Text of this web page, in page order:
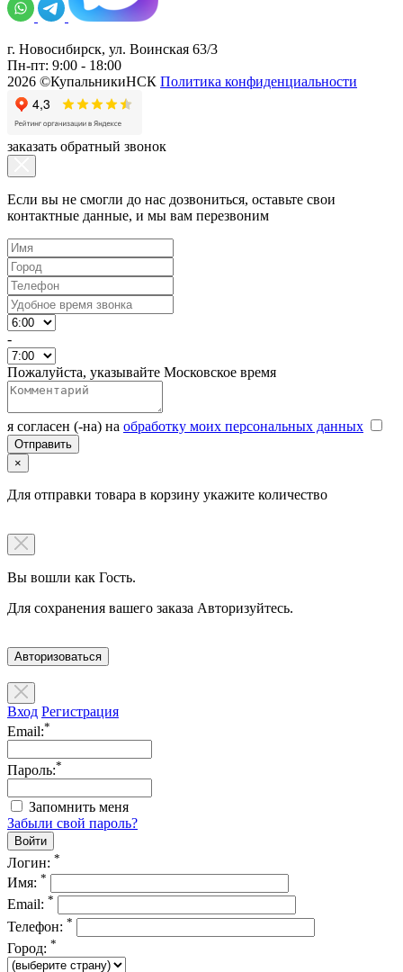
г. Новосибирск, ул. Воинская 63/3
Пн-пт: 9:00 - 18:00
2026 ©КупальникиНСК Политика конфиденциальности
заказать обратный звонок
Если вы не смогли до нас дозвониться, оставьте свои
контактные данные, и мы вам перезвоним
-
Пожалуйста, указывайте Московское время
я согласен (-на) на обработку моих персональных данных
×
Для отправки товара в корзину укажите количество
Вы вошли как Гость.
Для сохранения вашего заказа Авторизуйтесь.
Авторизоваться
Вход Регистрация
Email:*
Пароль:*
Запомнить меня
Забыли свой пароль?
Логин: *
Имя: *
Email: *
Телефон: *
Город: *